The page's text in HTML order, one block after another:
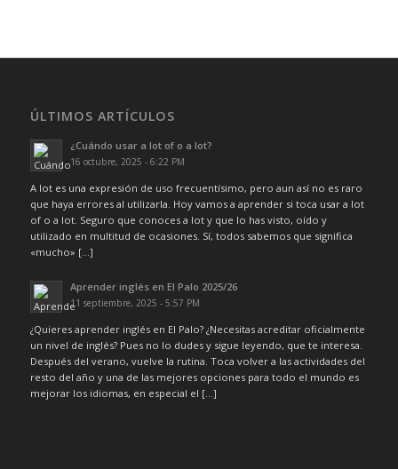
ÚLTIMOS ARTÍCULOS
¿Cuándo usar a lot of o a lot?
16 octubre, 2025 - 6:22 PM
A lot es una expresión de uso frecuentísimo, pero aun así no es raro
que haya errores al utilizarla. Hoy vamos a aprender si toca usar a lot
of o a lot. Seguro que conoces a lot y que lo has visto, oído y
utilizado en multitud de ocasiones. Sí, todos sabemos que significa
«mucho» […]
Aprender inglés en El Palo 2025/26
11 septiembre, 2025 - 5:57 PM
¿Quieres aprender inglés en El Palo? ¿Necesitas acreditar oficialmente
un nivel de inglés? Pues no lo dudes y sigue leyendo, que te interesa.
Después del verano, vuelve la rutina. Toca volver a las actividades del
resto del año y una de las mejores opciones para todo el mundo es
mejorar los idiomas, en especial el […]